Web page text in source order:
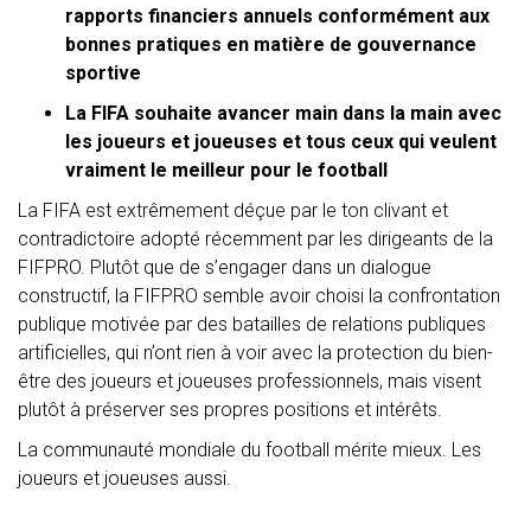
rapports financiers annuels conformément aux
bonnes pratiques en matière de gouvernance
sportive
La FIFA souhaite avancer main dans la main avec
les joueurs et joueuses et tous ceux qui veulent
vraiment le meilleur pour le football
La FIFA est extrêmement déçue par le ton clivant et
contradictoire adopté récemment par les dirigeants de la
FIFPRO. Plutôt que de s’engager dans un dialogue
constructif, la FIFPRO semble avoir choisi la confrontation
publique motivée par des batailles de relations publiques
artificielles, qui n’ont rien à voir avec la protection du bien-
être des joueurs et joueuses professionnels, mais visent
plutôt à préserver ses propres positions et intérêts.
La communauté mondiale du football mérite mieux. Les
joueurs et joueuses aussi.